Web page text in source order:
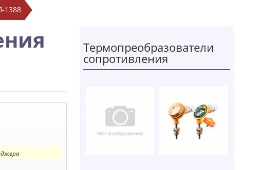
1388
Термопреобразователи
сопротивления